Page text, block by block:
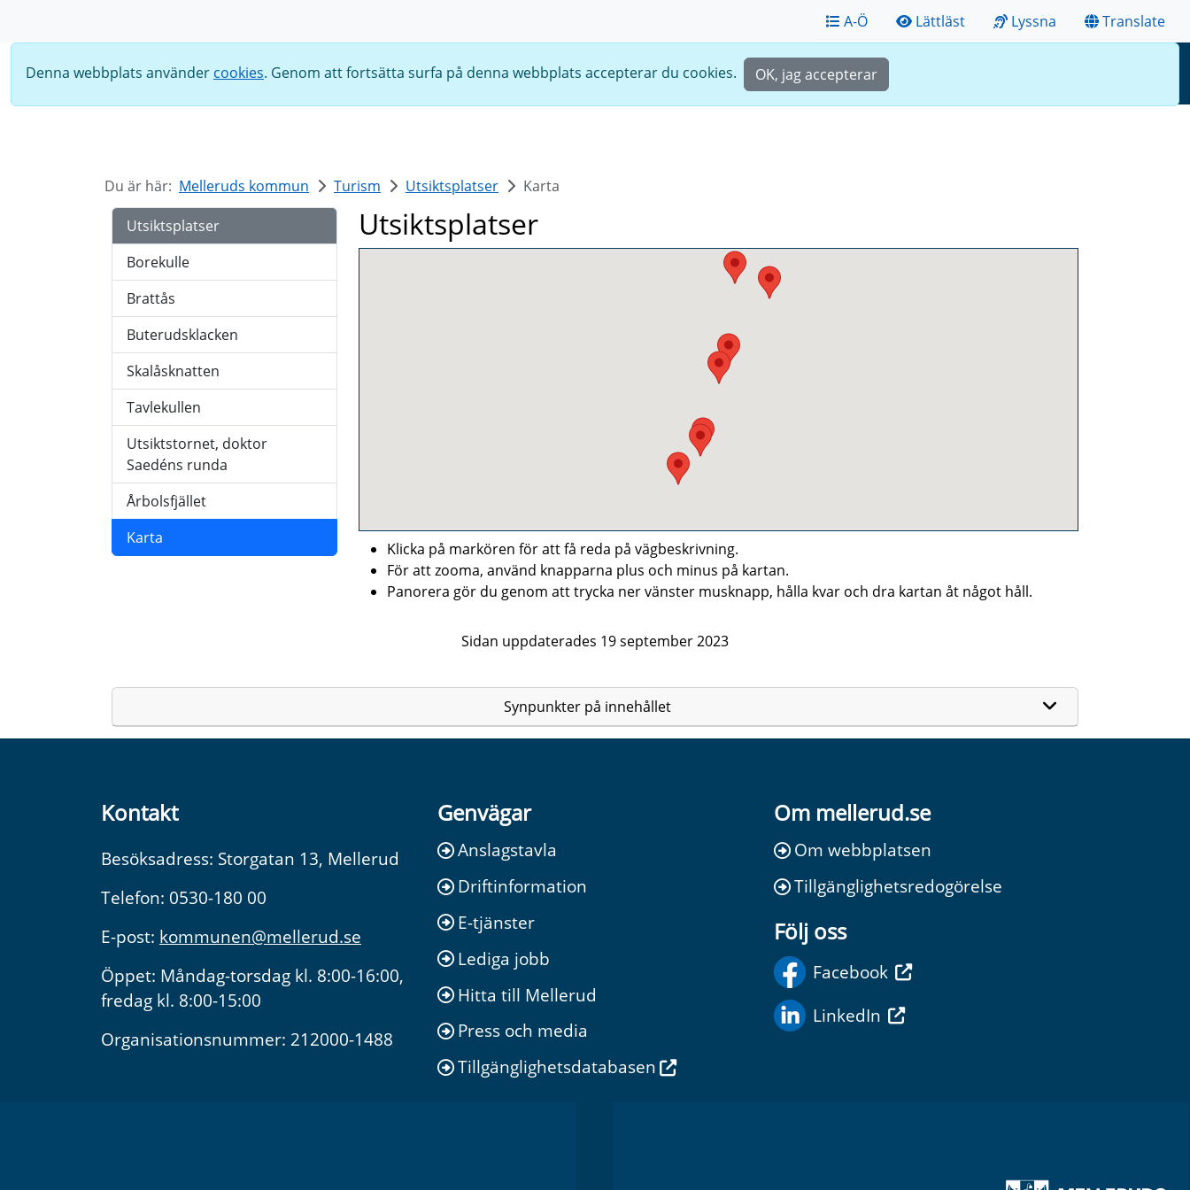
A-Ö Lättläst Lyssna
Translate
Denna webbplats använder cookies. Genom att fortsätta surfa på denna webbplats accepterar du cookies. OK, jag accepterar
Du är här: Melleruds kommun Turism Utsiktsplatser Karta
Utsiktsplatser
Borekulle
Brattås
Buterudsklacken
Skalåsknatten
Tavlekullen
Utsiktstornet, doktor
Saedéns runda
Årbolsfjället
Karta
Utsiktsplatser
Klicka på markören för att få reda på vägbeskrivning.
För att zooma, använd knapparna plus och minus på kartan.
Panorera gör du genom att trycka ner vänster musknapp, hålla kvar och dra kartan åt något håll.
Sidan uppdaterades 19 september 2023
Synpunkter på innehållet
Kontakt
Besöksadress: Storgatan 13, Mellerud
Telefon: 0530-180 00
E-post: kommunen@mellerud.se
Öppet: Måndag-torsdag kl. 8:00-16:00,
fredag kl. 8:00-15:00
Organisationsnummer: 212000-1488
Genvägar
Anslagstavla
Driftinformation
E-tjänster
Lediga jobb
Hitta till Mellerud
Press och media
Tillgänglighetsdatabasen
Om mellerud.se
Om webbplatsen
Tillgänglighetsredogörelse
Följ oss
Facebook
LinkedIn